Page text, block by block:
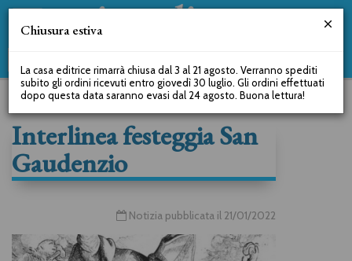
Interlinea festeggia San
Gaudenzio
Notizia pubblicata il 21/01/2022
Chiusura estiva
La casa editrice rimarrà chiusa dal 3 al 21 agosto. Verranno spediti
subito gli ordini ricevuti entro giovedì 30 luglio. Gli ordini effettuati
dopo questa data saranno evasi dal 24 agosto. Buona lettura!